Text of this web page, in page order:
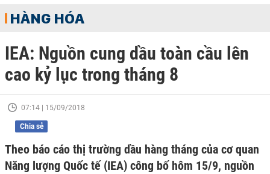
HÀNG HÓA
IEA: Nguồn cung dầu toàn cầu lên
cao kỷ lục trong tháng 8
07:14 | 15/09/2018
Chia sẻ
Theo báo cáo thị trường dầu hàng tháng của cơ quan
Năng lượng Quốc tế (IEA) công bố hôm 15/9, nguồn